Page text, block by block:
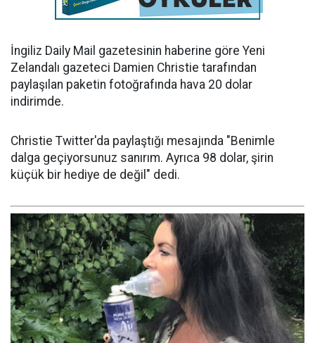
İngiliz Daily Mail gazetesinin haberine göre Yeni
Zelandalı gazeteci Damien Christie tarafından
paylaşılan paketin fotoğrafında hava 20 dolar
indirimde.
Christie Twitter'da paylaştığı mesajında "Benimle
dalga geçiyorsunuz sanırım. Ayrıca 98 dolar, şirin
küçük bir hediye de değil" dedi.